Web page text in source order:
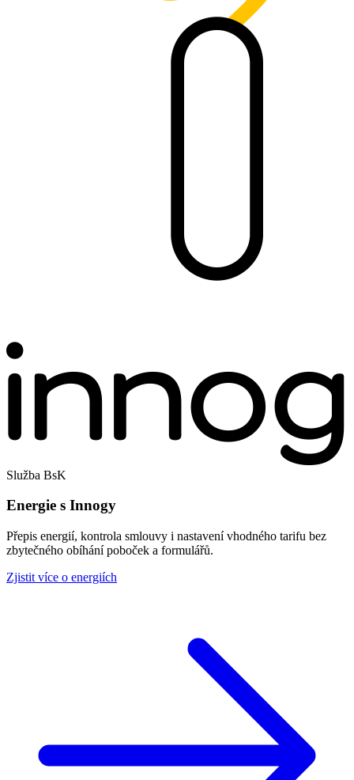
Služba BsK
Energie s Innogy
Přepis energií, kontrola smlouvy i nastavení vhodného tarifu bez
zbytečného obíhání poboček a formulářů.
Zjistit více o energiích